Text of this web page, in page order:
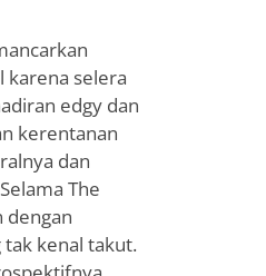
karena selera
edgy dan
kerentanan
dan
The
dengan
kenal takut.